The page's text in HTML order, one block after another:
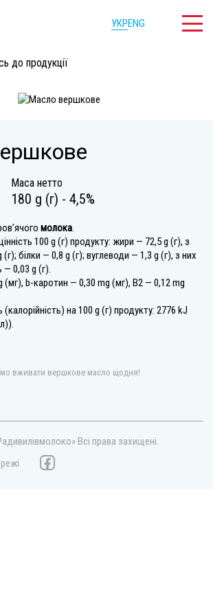
УКРENG
до продукції
Маса нетто
180 g (г) - 4,5%
молока.
100 g (г) продукту: жири — 72,5 g (г), з
(г); білки — 0,8 g (г); вуглеводи — 1,3 g (г), з них
— 0,03 g (г).
(мг), b-каротин — 0,30 mg (мг), В2 — 0,12 mg
(калорійність) на 100 g (г) продукту: 2776 kJ
вживати вершкове масло щодня!
Всі права захищені.